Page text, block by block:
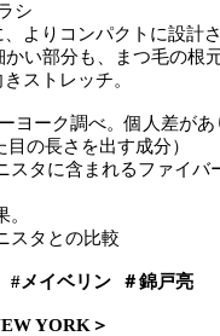
シ
、よりコンパクトに設計
い部分も、まつ毛の根
ストレッチ。
ヨーク調べ。個人差があ
の長さを出す成分）
スタに含まれるファイバ
スタとの比較
メイベリン ＃錦戸亮
YORK＞